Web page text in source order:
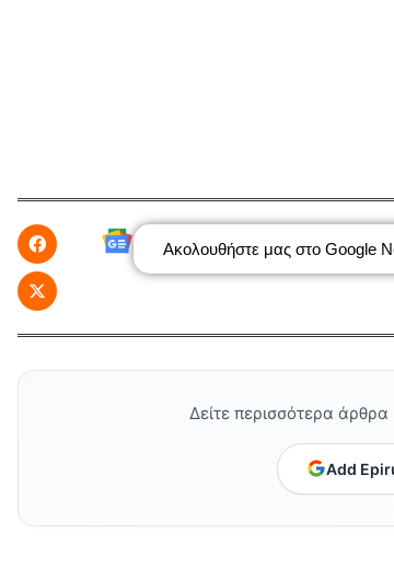
Ακολουθήστε μας στο Google
Δείτε περισσότερα
Add